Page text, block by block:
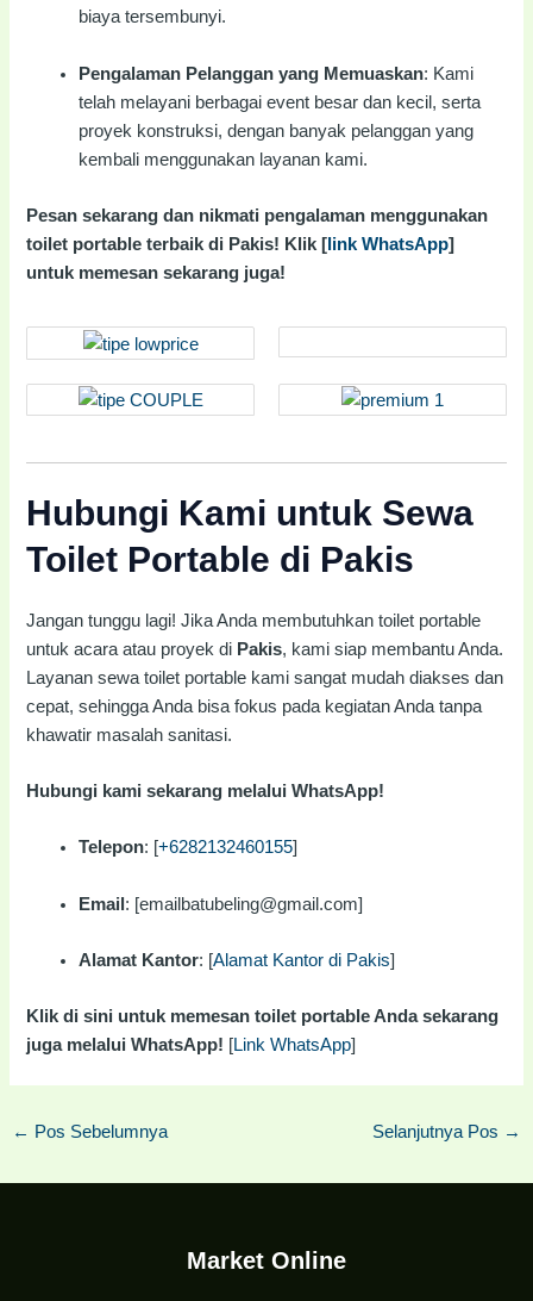
biaya tersembunyi.
Pengalaman Pelanggan yang Memuaskan: Kami
telah melayani berbagai event besar dan kecil, serta
proyek konstruksi, dengan banyak pelanggan yang
kembali menggunakan layanan kami.
Pesan sekarang dan nikmati pengalaman menggunakan
toilet portable terbaik di Pakis! Klik [ link WhatsApp]
untuk memesan sekarang juga!
Hubungi Kami untuk Sewa
Toilet Portable di Pakis
Jangan tunggu lagi! Jika Anda membutuhkan toilet portable
untuk acara atau proyek di Pakis, kami siap membantu Anda.
Layanan sewa toilet portable kami sangat mudah diakses dan
cepat, sehingga Anda bisa fokus pada kegiatan Anda tanpa
khawatir masalah sanitasi.
Hubungi kami sekarang melalui WhatsApp!
Telepon: [+6282132460155]
Email : [emailbatubeling@gmail.com]
Alamat Kantor: [Alamat Kantor di Pakis]
Klik di sini untuk memesan toilet portable Anda sekarang
juga melalui WhatsApp! [Link WhatsApp]
← Pos Sebelumnya Selanjutnya Pos →
Market Online